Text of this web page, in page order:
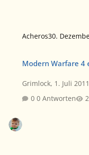
Acheros30.
Modern Warfare 4
Grimlock, 1. Juli 2011
0 Antworten